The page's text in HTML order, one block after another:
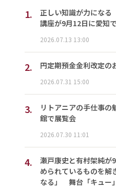
1.
正しい知識が力にな
講座が9月12日に愛知
2026.07.13 13:00
2. 円定期預金金利改定の
2026.07.31 15:00
3.
リトアニアの手仕事
館で展覧会
2026.07.30 11:01
4.
瀬戸康史と有村架純が
められているものを解
なる」 舞台「キュー